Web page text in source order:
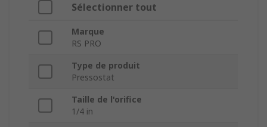
Sélectionner tout
Marque
RS PRO
Type de produit
Pressostat
Taille de l'orifice
1/4 in